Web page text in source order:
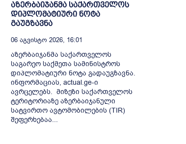
აზერბაიჯანმა საქართველოს
დიპლომატიური ნოტა
გაუგზავნა
06 Აგვისტო 2026, 16:01
აზერბაიჯანმა საქართველოს
საგარეო საქმეთა სამინისტროს
დიპლომატიური ნოტა გადაუგზავნა.
ინფორმაციას, actual.ge-ი
ავრცელებს. მიზეზი საქართველოს
ტერიტორიაზე აზერბაიჯანული
სატვირთო ავტომობილების (TIR)
შეფერხებაა...